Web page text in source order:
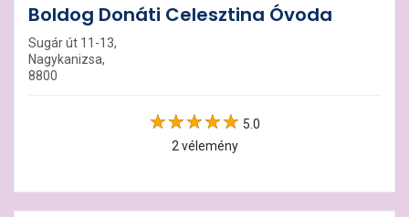
Boldog Donáti Celesztina Óvoda
Sugár út 11-13,
Nagykanizsa,
8800
5.0
2 vélemény